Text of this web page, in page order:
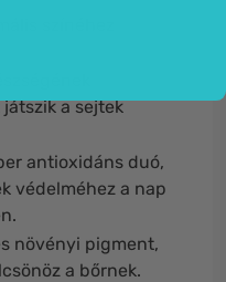
a sejtek
antioxidáns duó,
védelméhez a nap
növényi pigment,
a bőrnek.